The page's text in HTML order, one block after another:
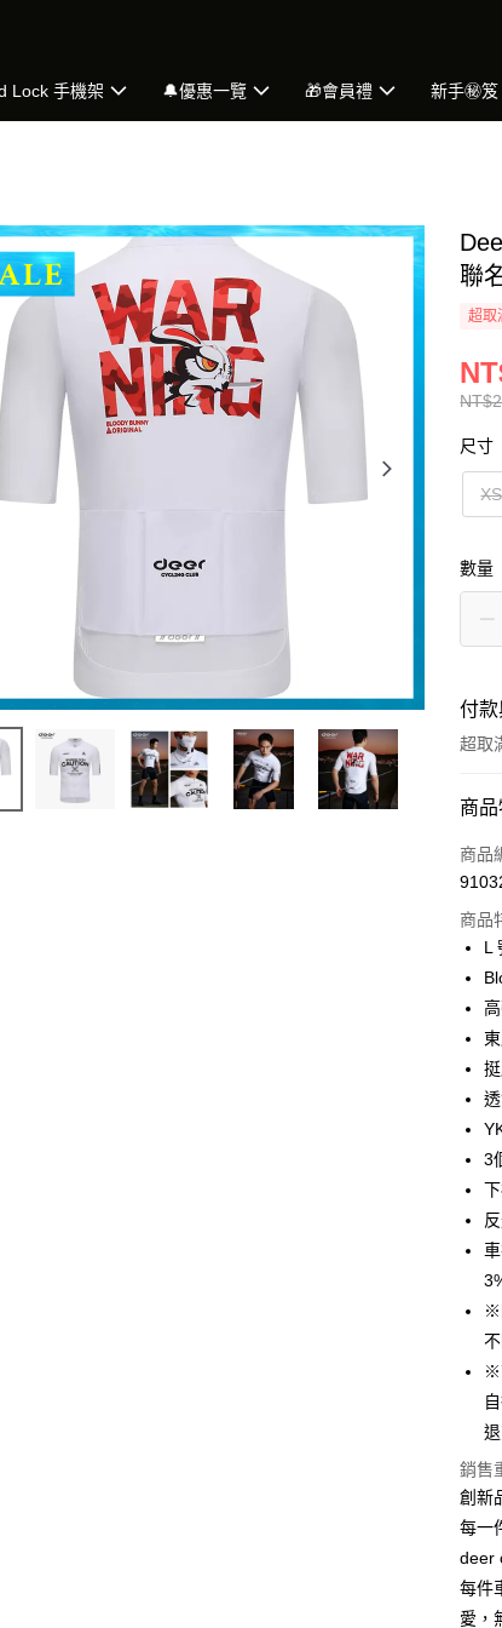
Lock 手機架 🔔優惠一覽 🎁會員禮 新手㊙️笈
聯
超取
尺寸
XS
數量
付
超取
付
信用
街
悠遊
全盈
大哥
【
1.
2.
完
3.實
4.
消
無
【繳
1.分
醒
2.透
【注
1.本
相關
【
便利
１
３
１．
付」
２
３
／
※ 請
運
全家
每筆
全家
每筆
商
商品
商品
L
3
※
※
銷售
創新
每一
deer
每件
愛，